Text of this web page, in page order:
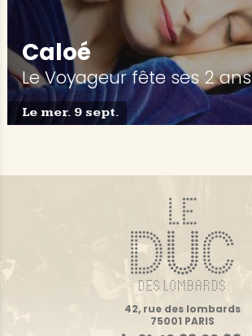
Caloé
Le Voyageur fête ses 2 ans
Le mer. 9 sept.
42, rue des lombards
75001 PARIS